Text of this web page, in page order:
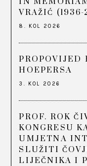
VRAŽIĆ
8. KOL 2026
PROPOVIJED
HOEPERSA
3. KOL 2026
PROF. ROK
KONGRESU
UMJETNA
SLUŽITI
LIJEČNIKA I